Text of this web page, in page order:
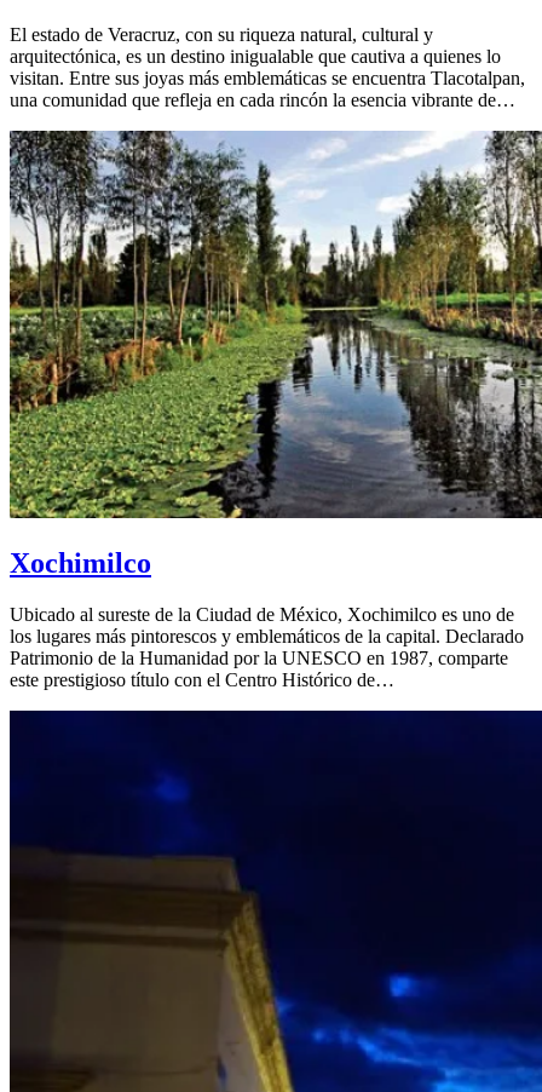
El estado de Veracruz, con su riqueza natural, cultural y
arquitectónica, es un destino inigualable que cautiva a quienes lo
visitan. Entre sus joyas más emblemáticas se encuentra Tlacotalpan,
una comunidad que refleja en cada rincón la esencia vibrante de…
Xochimilco
Ubicado al sureste de la Ciudad de México, Xochimilco es uno de
los lugares más pintorescos y emblemáticos de la capital. Declarado
Patrimonio de la Humanidad por la UNESCO en 1987, comparte
este prestigioso título con el Centro Histórico de…